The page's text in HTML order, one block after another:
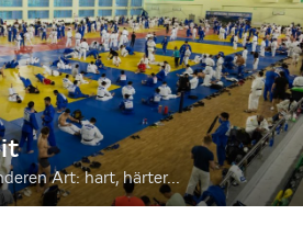
Art: hart, härter...